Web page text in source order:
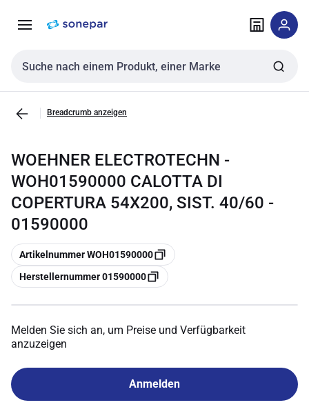
NavigationInhalt
Sucheingabe
Breadcrumb anzeigen
WOEHNER ELECTROTECHN -
WOH01590000 CALOTTA DI
COPERTURA 54X200, SIST. 40/60 -
01590000
Kopieren
Artikelnummer WOH01590000
Kopieren
Herstellernummer 01590000
Melden Sie sich an, um Preise und Verfügbarkeit
anzuzeigen
Anmelden